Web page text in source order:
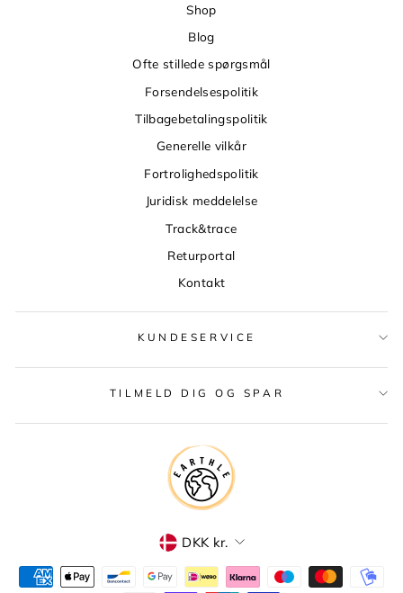
Shop
Blog
Ofte stillede spørgsmål
Forsendelsespolitik
Tilbagebetalingspolitik
Generelle vilkår
Fortrolighedspolitik
Juridisk meddelelse
Track&trace
Returportal
Kontakt
KUNDESERVICE
TILMELD DIG OG SPAR
VALUTA
DKK kr.